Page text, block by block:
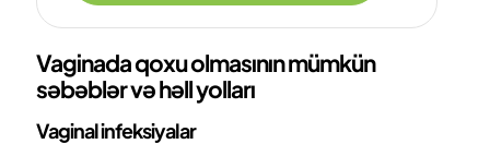
Vaginada qoxu olmasının mümkün
səbəblər və həll yolları
Vaginalinfeksiyalar